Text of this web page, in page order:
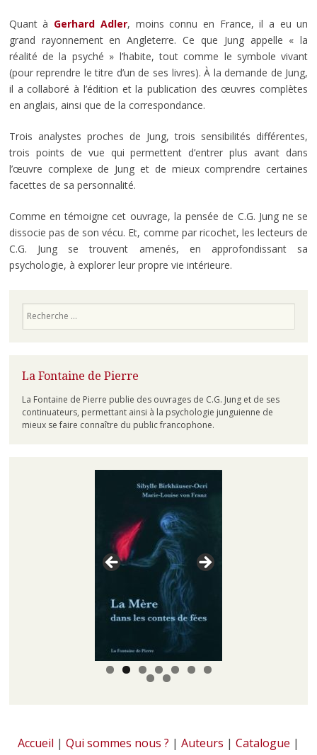
Quant à Gerhard Adler, moins connu en France, il a eu un
grand rayonnement en Angleterre. Ce que Jung appelle « la
réalité de la psyché » l’habite, tout comme le symbole vivant
(pour reprendre le titre d’un de ses livres). À la demande de Jung,
il a collaboré à l’édition et la publication des œuvres complètes
en anglais, ainsi que de la correspondance.
Trois analystes proches de Jung, trois sensibilités différentes,
trois points de vue qui permettent d’entrer plus avant dans
l’œuvre complexe de Jung et de mieux comprendre certaines
facettes de sa personnalité.
Comme en témoigne cet ouvrage, la pensée de C.G. Jung ne se
dissocie pas de son vécu. Et, comme par ricochet, les lecteurs de
C.G. Jung se trouvent amenés, en approfondissant sa
psychologie, à explorer leur propre vie intérieure.
La Fontaine de Pierre
La Fontaine de Pierre publie des ouvrages de C.G. Jung et de ses
continuateurs, permettant ainsi à la psychologie junguienne de
mieux se faire connaître du public francophone.
Accueil | Qui sommes nous ? | Auteurs | Catalogue |